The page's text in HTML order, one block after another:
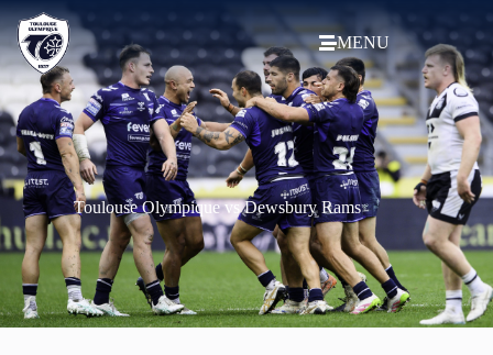
MENU
Toulouse Olympique vs Dewsbury Rams